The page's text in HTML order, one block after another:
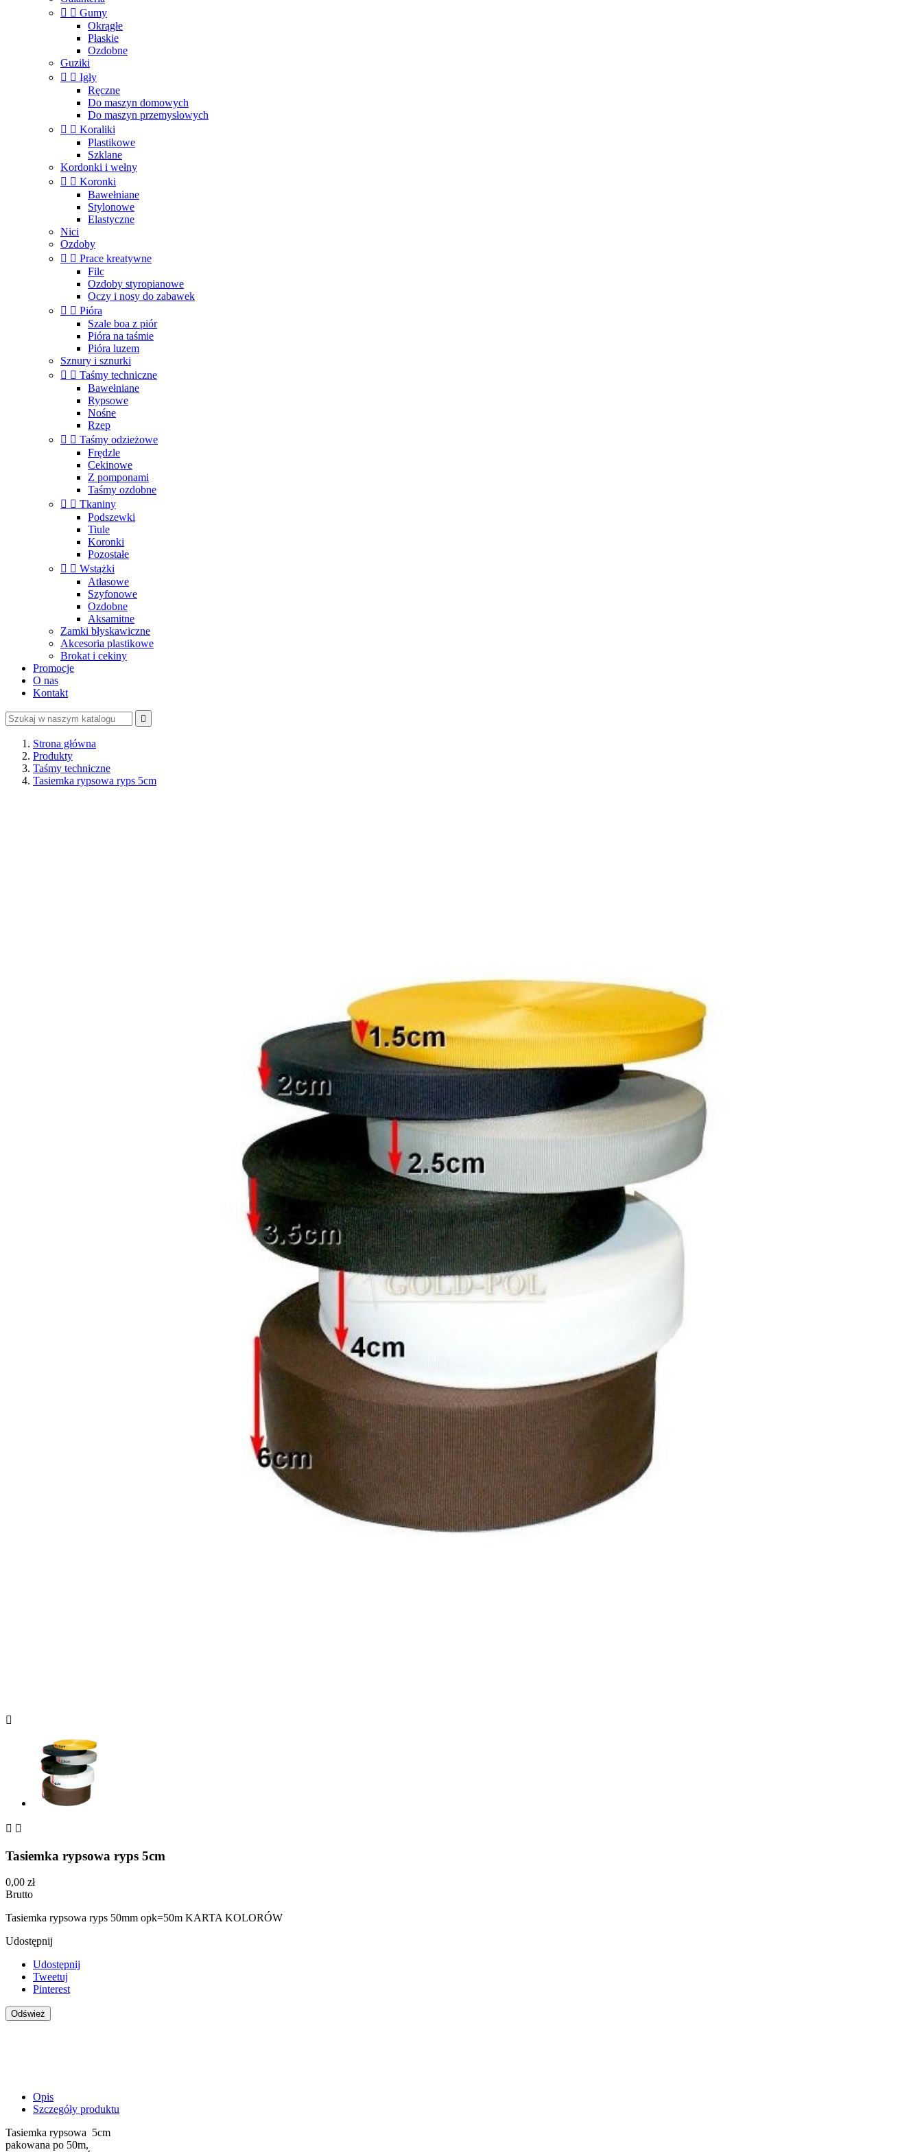
  Gumy
Okrągłe
Płaskie
Ozdobne
Guziki
  Igły
Ręczne
Do maszyn domowych
Do maszyn przemysłowych
  Koraliki
Plastikowe
Szklane
Kordonki i wełny
  Koronki
Bawełniane
Stylonowe
Elastyczne
Nici
Ozdoby
  Prace kreatywne
Filc
Ozdoby styropianowe
Oczy i nosy do zabawek
  Pióra
Szale boa z piór
Pióra na taśmie
Pióra luzem
Sznury i sznurki
  Taśmy techniczne
Bawełniane
Rypsowe
Nośne
Rzep
  Taśmy odzieżowe
Frędzle
Cekinowe
Z pomponami
Taśmy ozdobne
  Tkaniny
Podszewki
Tiule
Koronki
Pozostałe
  Wstążki
Atłasowe
Szyfonowe
Ozdobne
Aksamitne
Zamki błyskawiczne
Akcesoria plastikowe
Brokat i cekiny
Promocje
O nas
Kontakt

Strona główna
Produkty
Taśmy techniczne
Tasiemka rypsowa ryps 5cm

 
Tasiemka rypsowa ryps 5cm
0,00 zł
Brutto
Tasiemka rypsowa ryps 50mm opk=50m KARTA KOLORÓW
Udostępnij
Udostępnij
Tweetuj
Pinterest
Opis
Szczegóły produktu
Tasiemka rypsowa 5cm
pakowana po 50m,